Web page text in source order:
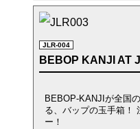
JLR-004
BEBOP KANJI AT
BEBOP-KANJIが全国
る、バップの玉手箱！
ー！